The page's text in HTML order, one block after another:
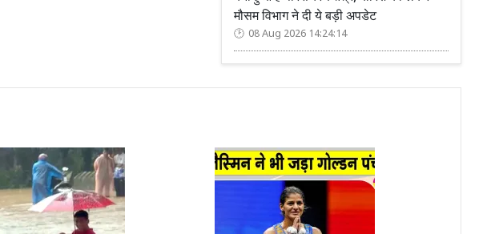
मौसम विभाग ने दी ये बड़ी अपडेट
08 Aug 2026 14:24:14